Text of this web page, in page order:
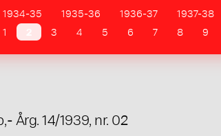
1934-35
1935-36 1936-37 1937-38
1
3 4 5 6 7 8 9
,- Årg. 14/1939, nr. 02